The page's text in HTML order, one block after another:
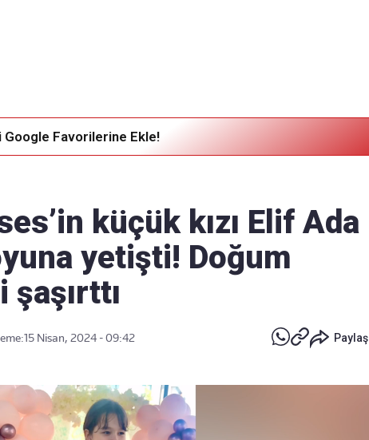
Google Favorilerine Ekle!
küçük kızı Elif Ada
yetişti! Doğum
15 Nisan, 2024 - 09:42 Paylaş